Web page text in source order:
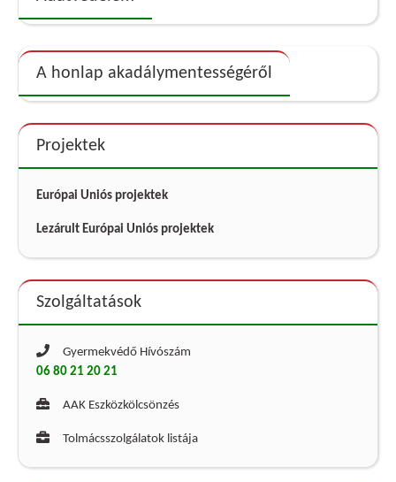
A honlap akadálymentességéről
Projektek
Európai Uniós projektek
Lezárult Európai Uniós projektek
Szolgáltatások
Gyermekvédő Hívószám
06 80 21 20 21
AAK Eszközkölcsönzés
Tolmácsszolgálatok listája